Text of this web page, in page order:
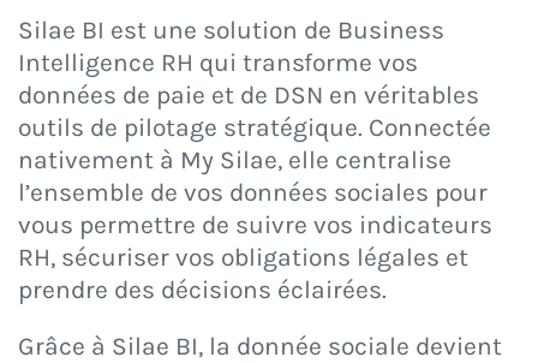
Ressources
Support
CONNEXION
Silae BI est une solution de Business
Intelligence RH qui transforme vos
données de paie et de DSN en véritables
outils de pilotage stratégique. Connectée
nativement à My Silae, elle centralise
l’ensemble de vos données sociales pour
vous permettre de suivre vos indicateurs
RH, sécuriser vos obligations légales et
prendre des décisions éclairées.
Grâce à Silae BI, la donnée sociale devient